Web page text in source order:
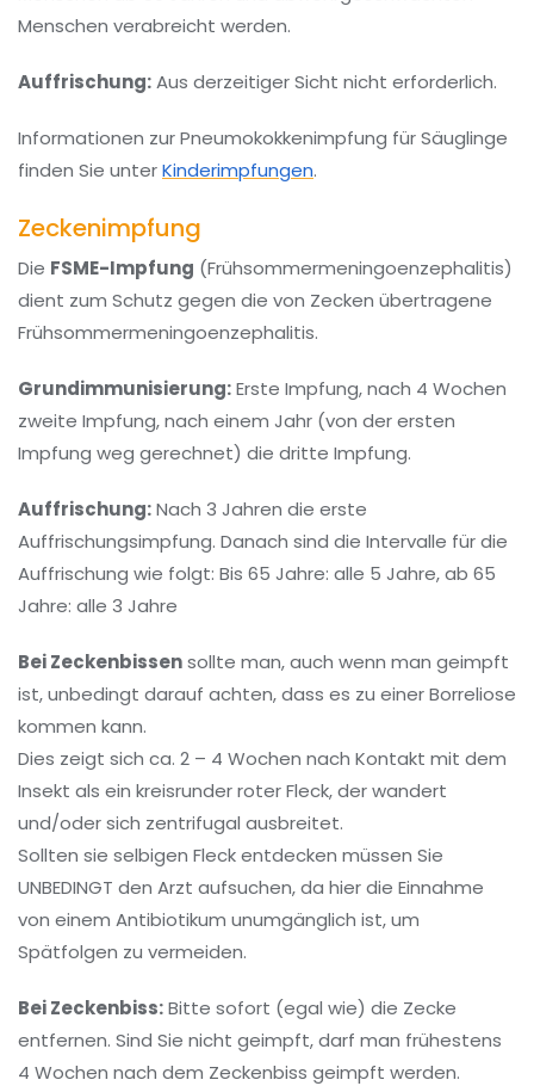
Menschen verabreicht werden.
Auffrischung:Aus derzeitiger Sicht nicht erforderlich.
Informationen zur Pneumokokkenimpfung für Säuglinge
finden Sie unterKinderimpfungen.
Zeckenimpfung
Die FSME-Impfung (Frühsommermeningoenzephalitis)
dient zum Schutz gegen die von Zecken übertragene
Frühsommermeningoenzephalitis.
Grundimmunisierung:Erste Impfung, nach 4 Wochen
zweite Impfung, nach einem Jahr (von der ersten
Impfung weg gerechnet) die dritte Impfung.
Auffrischung:Nach 3 Jahren die erste
Auffrischungsimpfung. Danach sind die Intervalle für die
Auffrischung wie folgt: Bis 65 Jahre: alle 5 Jahre, ab 65
Jahre: alle 3 Jahre
Bei Zeckenbissensollte man, auch wenn man geimpft
ist, unbedingt darauf achten, dass es zu einer Borreliose
kommen kann.
Dies zeigt sich ca. 2 – 4 Wochen nach Kontakt mit dem
Insekt als ein kreisrunder roter Fleck, der wandert
und/oder sich zentrifugal ausbreitet.
Sollten sie selbigen Fleck entdecken müssen Sie
UNBEDINGT den Arzt aufsuchen, da hier die Einnahme
von einem Antibiotikum unumgänglich ist, um
Spätfolgen zu vermeiden.
Bei Zeckenbiss:Bitte sofort (egal wie) die Zecke
entfernen. Sind Sie nicht geimpft, darf man frühestens
4 Wochen nach dem Zeckenbiss geimpft werden.